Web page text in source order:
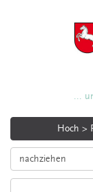
...
Hoch >